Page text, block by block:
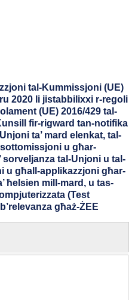
tal-Kummissjoni (UE)
2020 li jistabbilixxi r-regoli
(UE) 2016/429 tal-
fir-rigward tan-notifika
ta’ mard elenkat, tal-
u għar-
sorveljanza tal-Unjoni u tal-
u għall-applikazzjoni għar-
ħelsien mill-mard, u tas-
(Test
għaż-ŻEE